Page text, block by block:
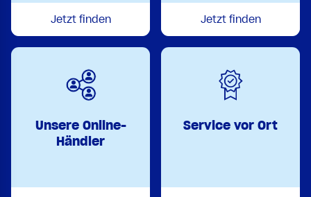
Jetzt finden Jetzt finden
Unsere Online-
Händler
Service vor Ort